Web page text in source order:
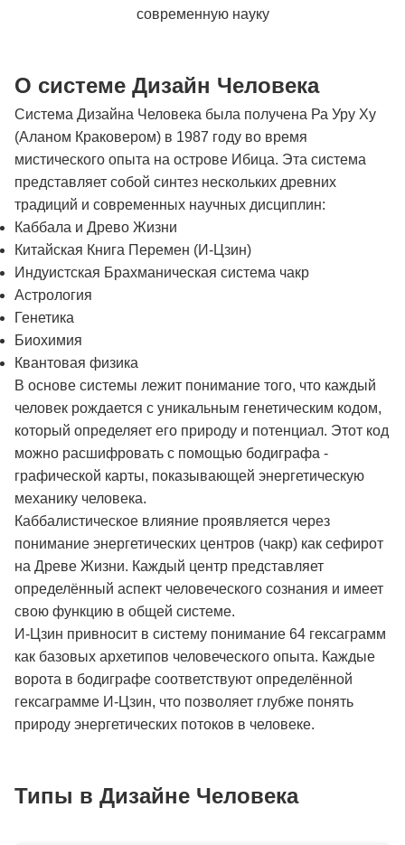
современную науку
О системе Дизайн Человека
Система Дизайна Человека была получена Ра Уру Ху
(Аланом Краковером) в 1987 году во время
мистического опыта на острове Ибица. Эта система
представляет собой синтез нескольких древних
традиций и современных научных дисциплин:
Каббала и Древо Жизни
Китайская Книга Перемен (И-Цзин)
Индуистская Брахманическая система чакр
Астрология
Генетика
Биохимия
Квантовая физика
В основе системы лежит понимание того, что каждый
человек рождается с уникальным генетическим кодом,
который определяет его природу и потенциал. Этот код
можно расшифровать с помощью бодиграфа -
графической карты, показывающей энергетическую
механику человека.
Каббалистическое влияние проявляется через
понимание энергетических центров (чакр) как сефирот
на Древе Жизни. Каждый центр представляет
определённый аспект человеческого сознания и имеет
свою функцию в общей системе.
И-Цзин привносит в систему понимание 64 гексаграмм
как базовых архетипов человеческого опыта. Каждые
ворота в бодиграфе соответствуют определённой
гексаграмме И-Цзин, что позволяет глубже понять
природу энергетических потоков в человеке.
Типы в Дизайне Человека